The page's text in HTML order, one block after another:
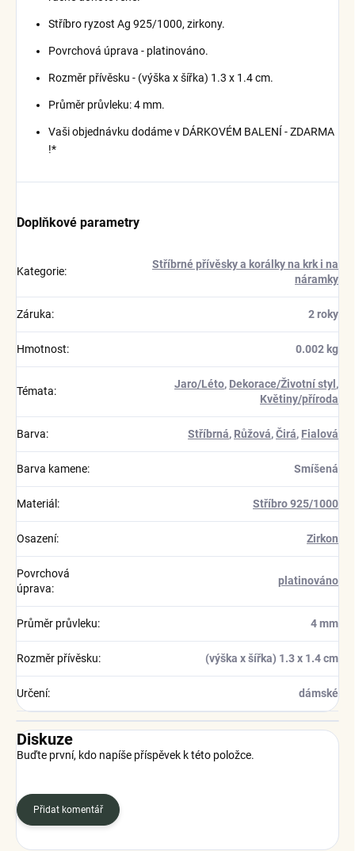
Stříbro ryzost Ag 925/1000, zirkony.
Povrchová úprava - platinováno.
Rozměr přívěsku - (výška x šířka) 1.3 x 1.4 cm.
Průměr průvleku: 4 mm.
Vaši objednávku dodáme v DÁRKOVÉM BALENÍ - ZDARMA
!*
Doplňkové parametry
Kategorie:
Stříbrné přívěsky a korálky na krk i na
náramky
Záruka: 2 roky
Hmotnost: 0.002 kg
Témata:
Jaro/Léto, Dekorace/Životní styl ,
Květiny/příroda
Barva: Stříbrná, Růžová,Čirá, Fialová
Barva kamene: Smíšená
Materiál : Stříbro 925/1000
Osazení: Zirkon
Povrchová
úprava:
platinováno
Průměr průvleku: 4 mm
Rozměr přívěsku: (výška x šířka) 1.3 x 1.4 cm
Určení: dámské
Diskuze
Buďte první, kdo napíše příspěvek k této položce.
Přidat komentář